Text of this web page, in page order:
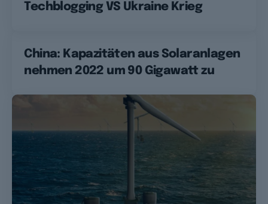
Techblogging VS Ukraine Krieg
China: Kapazitäten aus Solaranlagen
nehmen 2022 um 90 Gigawatt zu